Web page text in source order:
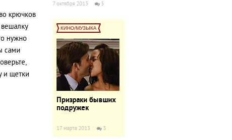
7 октября 2013 5
КИНО/МУЗЫКА
Призраки бывших
подружек
17 марта 2013 3
крючков
нужно
сами
и щетки